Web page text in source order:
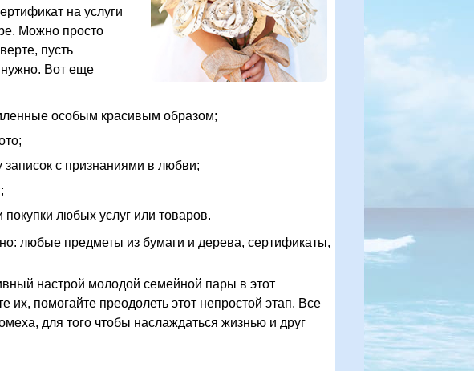
на услуги
Можно просто
пусть
нужно. Вот еще
особым красивым образом;
с признаниями в любви;
любых услуг или товаров.
любые предметы из бумаги и дерева, сертификаты,
настрой молодой семейной пары в этот
помогайте преодолеть этот непростой этап. Все
для того чтобы наслаждаться жизнью и друг